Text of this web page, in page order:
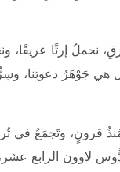
إرثًا عريقًا،
هي جَوْهَرُ دعوتِنا،
قرونٍ، وتَجمَعُ في
القُدُّوس لاوون